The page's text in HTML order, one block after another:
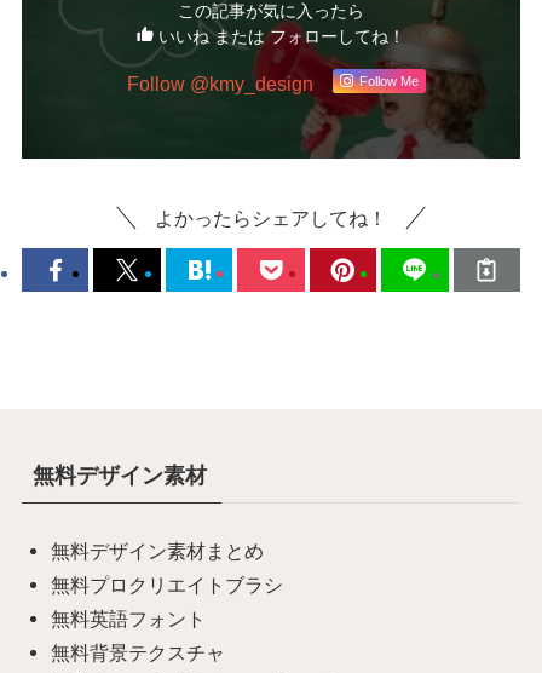
この記事が気に入ったら
いいね または フォローしてね！
Follow @kmy_design Follow Me
よかったらシェアしてね！
無料デザイン素材
無料デザイン素材まとめ
無料プロクリエイトブラシ
無料英語フォント
無料背景テクスチャ